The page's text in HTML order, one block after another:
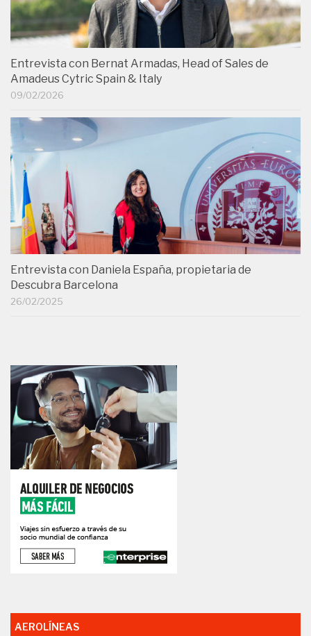
Entrevista con Bernat Armadas, Head of Sales de
Amadeus Cytric Spain & Italy
09/02/2026
Entrevista con Daniela España, propietaria de
Descubra Barcelona
26/02/2025
AEROLÍNEAS